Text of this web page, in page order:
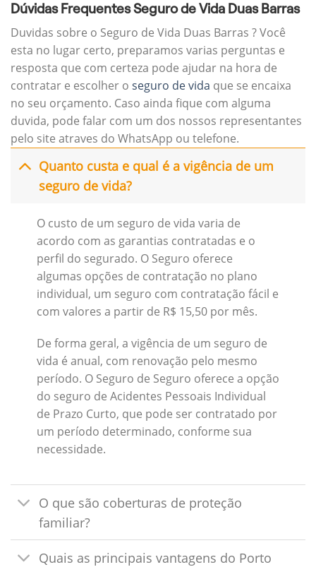
Dúvidas Frequentes Seguro de Vida Duas Barras
Duvidas sobre o Seguro de Vida Duas Barras ? Você
esta no lugar certo, preparamos varias perguntas e
resposta que com certeza pode ajudar na hora de
contratar e escolher o seguro de vida que se encaixa
no seu orçamento. Caso ainda fique com alguma
duvida, pode falar com um dos nossos representantes
pelo site atraves do WhatsApp ou telefone.
Quanto custa e qual é a vigência de um
seguro de vida?
O custo de um seguro de vida varia de
acordo com as garantias contratadas e o
perfil do segurado. O Seguro oferece
algumas opções de contratação no plano
individual, um seguro com contratação fácil e
com valores a partir de R$ 15,50 por mês.
De forma geral, a vigência de um seguro de
vida é anual, com renovação pelo mesmo
período. O Seguro de Seguro oferece a opção
do seguro de Acidentes Pessoais Individual
de Prazo Curto, que pode ser contratado por
um período determinado, conforme sua
necessidade.
O que são coberturas de proteção
familiar?
Quais as principais vantagens do Porto